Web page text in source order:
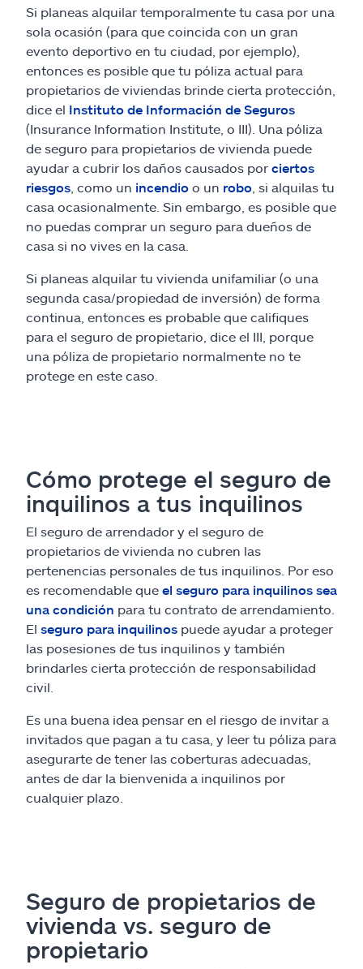
Si planeas alquilar temporalmente tu casa por una
sola ocasión (para que coincida con un gran
evento deportivo en tu ciudad, por ejemplo),
entonces es posible que tu póliza actual para
propietarios de viviendas brinde cierta protección,
dice el Instituto de Información de Seguros
(Insurance Information Institute, o III). Una póliza
de seguro para propietarios de vivienda puede
ayudar a cubrir los daños causados por ciertos
riesgos , como un incendio o un robo , si alquilas tu
casa ocasionalmente. Sin embargo, es posible que
no puedas comprar un seguro para dueños de
casa si no vives en la casa.
Si planeas alquilar tu vivienda unifamiliar (o una
segunda casa/propiedad de inversión) de forma
continua, entonces es probable que califiques
para el seguro de propietario, dice el III, porque
una póliza de propietario normalmente no te
protege en este caso.
Cómo protege el seguro de
inquilinos a tus inquilinos
El seguro de arrendador y el seguro de
propietarios de vivienda no cubren las
pertenencias personales de tus inquilinos. Por eso
es recomendable que el seguro para inquilinos sea
una condición para tu contrato de arrendamiento.
El seguro para inquilinos puede ayudar a proteger
las posesiones de tus inquilinos y también
brindarles cierta protección de responsabilidad
civil.
Es una buena idea pensar en el riesgo de invitar a
invitados que pagan a tu casa, y leer tu póliza para
asegurarte de tener las coberturas adecuadas,
antes de dar la bienvenida a inquilinos por
cualquier plazo.
Seguro de propietarios de
vivienda vs. seguro de
propietario